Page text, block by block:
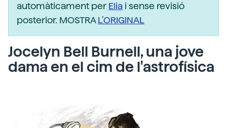
automàticament perElia i sense revisió
posterior. MOSTRAL’ORIGINAL
Jocelyn Bell Burnell, una jove
dama en el cim de l'astrofísica